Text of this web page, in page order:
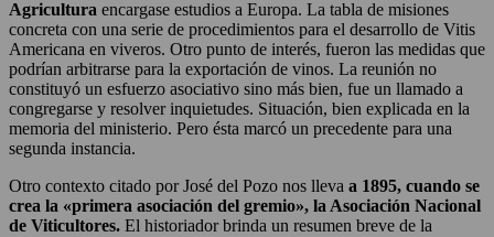
Agricultura encargase estudios a Europa. La tabla de misiones
concreta con una serie de procedimientos para el desarrollo de Vitis
Americana en viveros. Otro punto de interés, fueron las medidas que
podrían arbitrarse para la exportación de vinos. La reunión no
constituyó un esfuerzo asociativo sino más bien, fue un llamado a
congregarse y resolver inquietudes. Situación, bien explicada en la
memoria del ministerio. Pero ésta marcó un precedente para una
segunda instancia.
Otro contexto citado por José del Pozo nos lleva a 1895, cuando se
crea la «primera asociación del gremio», la Asociación Nacional
de Viticultores. El historiador brinda un resumen breve de la